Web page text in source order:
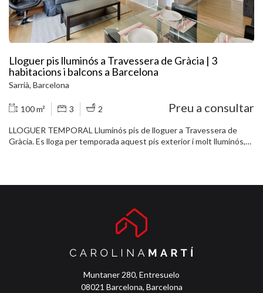
Lloguer pis lluminós a Travessera de Gràcia | 3
habitacions i balcons a Barcelona
Sarrià, Barcelona
100 m² 3 2 Preu a consultar
LLOGUER TEMPORAL Lluminós pis de lloguer a Travessera de
Gràcia. Es lloga per temporada aquest pis exterior i molt lluminós,
individual), ideals tant per a famílies com per a professionals o
tenen accés directe a un balcó exterior, cosa que garanteix bona
còmode, i una cuina equipada amb tot el necessari. Es lloga moblat,
amb comoditat i bona ubicació. Truqueu i agendeu una visita!
Muntaner 280, Entresuelo
08021 Barcelona, Barcelona